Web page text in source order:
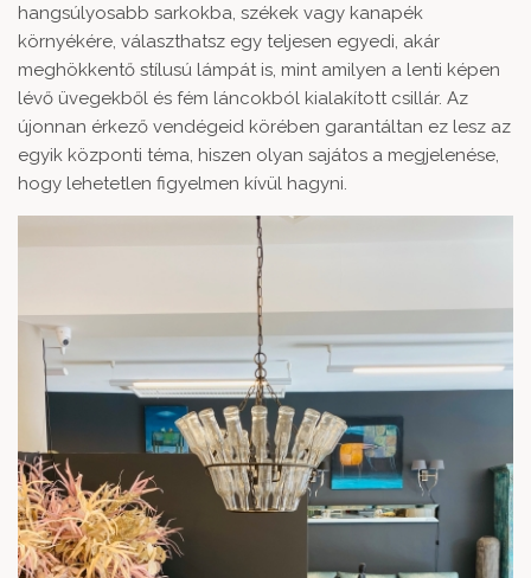
hangsúlyosabb sarkokba, székek vagy kanapék
környékére, választhatsz egy teljesen egyedi, akár
meghökkentő stílusú lámpát is, mint amilyen a lenti képen
lévő üvegekből és fém láncokból kialakított csillár. Az
újonnan érkező vendégeid körében garantáltan ez lesz az
egyik központi téma, hiszen olyan sajátos a megjelenése,
hogy lehetetlen figyelmen kívül hagyni.